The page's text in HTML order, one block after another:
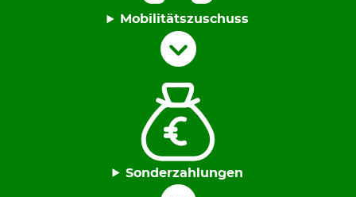
Mobilitätszuschuss
Sonderzahlungen